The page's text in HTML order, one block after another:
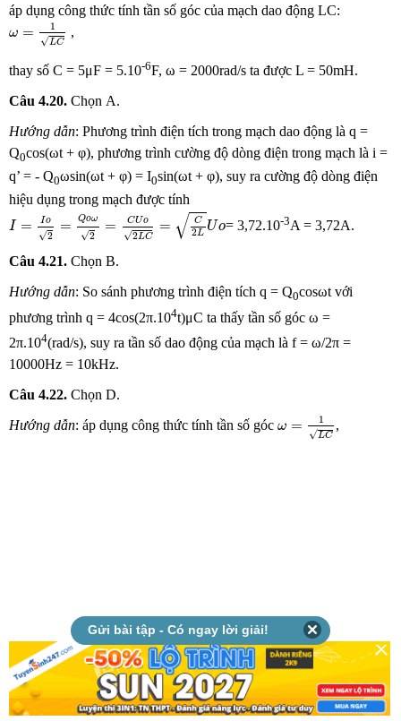
áp dụng công thức tính tần số góc của mạch dao động LC:
ω =
1
√LC
ω L C
,
thay số C = 5μF = 5.10-6F, ω = 2000rad/s ta được L = 50mH.
Câu 4.20. Chọn A.
Hướng dẫn: Phương trình điện tích trong mạch dao động là q =
Q0cos(ωt + φ), phương trình cường độ dòng điện trong mạch là i =
q’ = - Q0ωsin(ωt + φ) = I0sin(ωt + φ), suy ra cường độ dòng điện
hiệu dụng trong mạch được tính
I = Io
√2
= Qoω
√2
= CUo
√2LC
= √ C
2L Uo
I = Qo 2= C o C Uo
= 3,72.10-3A = 3,72A.
Câu 4.21. Chọn B.
Hướng dẫn: So sánh phương trình điện tích q = Q0cosωt với
phương trình q = 4cos(2π.104t)μC ta thấy tần số góc ω =
2π.104(rad/s), suy ra tần số dao động của mạch là f = ω/2π =
10000Hz = 10kHz.
Câu 4.22. Chọn D.
Hướng dẫn: áp dụng công thức tính tần số góc ω =
1
√LC
C
,
Gửi bài tập - Có ngay lời giải!